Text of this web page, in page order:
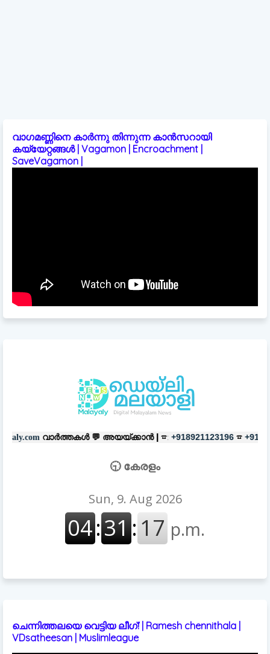
വാഗമണ്ണിനെ കാർന്നു തിന്നുന്ന കാൻസറായി
കയ്യേറ്റങ്ങൾ | Vagamon | Encroachment |
SaveVagamon |
💬അയയ്ക്കാൻ | ☎: +918921123196 ☎ +918606657037
🕤 കേരളം
ചെന്നിത്തലയെ വെട്ടിയ ലീഗ്! | Ramesh chennithala |
VDsatheesan | Muslimleague